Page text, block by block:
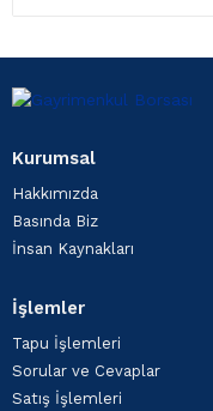
Kurumsal
Hakkımızda
Basında Biz
İnsan Kaynakları
İşlemler
Tapu İşlemleri
Sorular ve Cevaplar
Satış İşlemleri